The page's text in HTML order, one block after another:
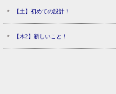
【土】初めての設計！
【木2】新しいこと！